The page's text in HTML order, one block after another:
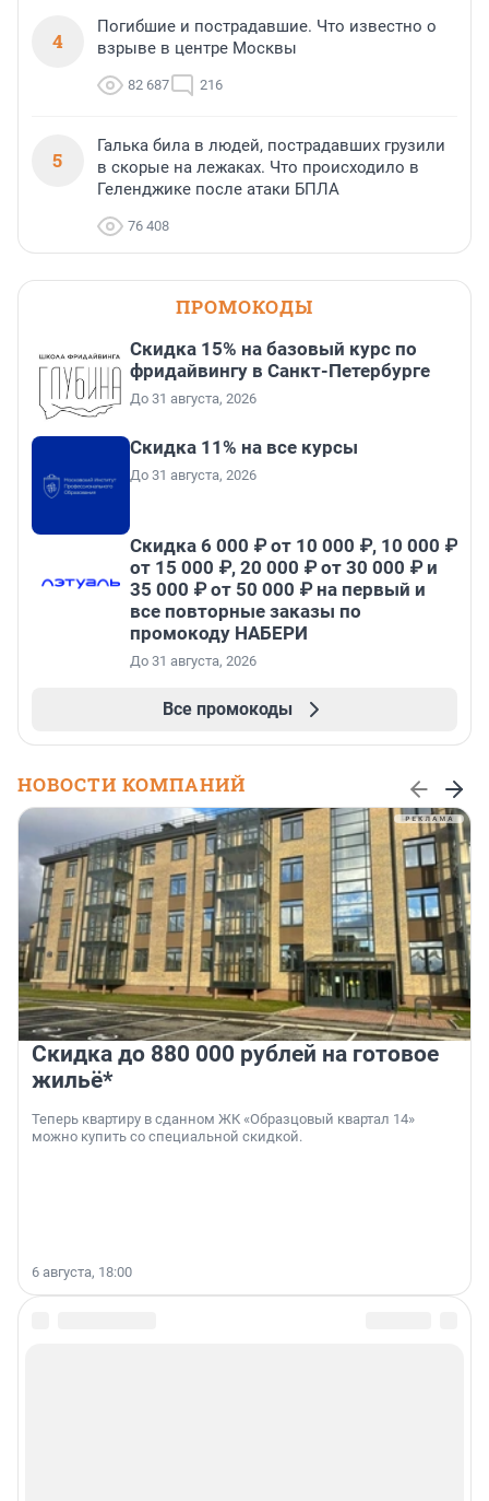
4
Погибшие и пострадавшие. Что известно о
взрыве в центре Москвы
82 687 216
5
Галька била в людей, пострадавших грузили
в скорые на лежаках. Что происходило в
Геленджике после атаки БПЛА
76 408
ПРОМОКОДЫ
Скидка 15% на базовый курс по
фридайвингу в Санкт-Петербурге
До 31 августа, 2026
Скидка 11% на все курсы
До 31 августа, 2026
Скидка 6 000 ₽ от 10 000 ₽, 10 000 ₽
от 15 000 ₽, 20 000 ₽ от 30 000 ₽ и
35 000 ₽ от 50 000 ₽ на первый и
все повторные заказы по
промокоду НАБЕРИ
До 31 августа, 2026
Все промокоды
НОВОСТИ КОМПАНИЙ
Скидка до 880 000 рублей на готовое
жильё*
Теперь квартиру в сданном ЖК «Образцовый квартал 14»
можно купить со специальной скидкой.
6 августа, 18:00